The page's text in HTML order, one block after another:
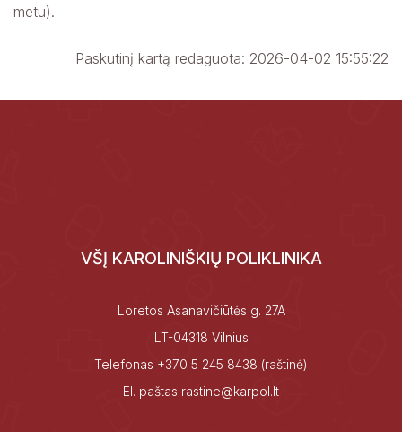
metu).
Paskutinį kartą redaguota: 2026-04-02 15:55:22
VŠĮ KAROLINIŠKIŲ POLIKLINIKA
Loretos Asanavičiūtės g. 27A
LT-04318 Vilnius
Telefonas +370 5 245 8438 (raštinė)
El. paštas rastine@karpol.lt